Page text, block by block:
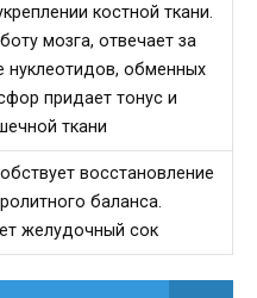
костной ткани.
мозга, отвечает за
нуклеотидов, обменных
придает тонус и
ткани
восстановление
баланса.
желудочный сок